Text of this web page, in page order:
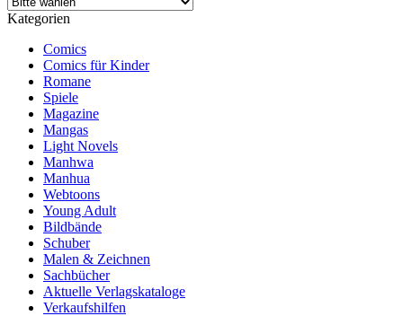
Kategorien
Comics
Comics für Kinder
Romane
Spiele
Magazine
Mangas
Light Novels
Manhwa
Manhua
Webtoons
Young Adult
Bildbände
Schuber
Malen & Zeichnen
Sachbücher
Aktuelle Verlagskataloge
Verkaufshilfen